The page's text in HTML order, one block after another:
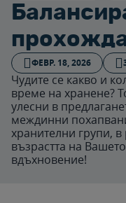
ФЕВР. 18, 2026
Чудите се какво и
време на хранене?
улесни в
междинни
хранителни групи,
възрастта на
вдъхновение!